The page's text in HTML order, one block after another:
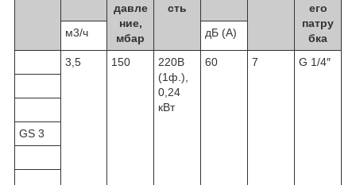
давле
ние,
мбар
сть
его
патру
бка
м3/ч дБ (А)
3,5 150
220В
(1ф.),
0,24
кВт
60 7 G 1/4″
GS 3